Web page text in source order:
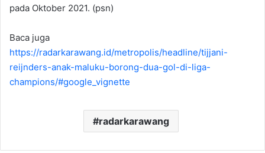
pada Oktober 2021. (psn)
Baca juga
https://radarkarawang.id/metropolis/headline/tijjani-
reijnders-anak-maluku-borong-dua-gol-di-liga-
champions/#google_vignette
radarkarawang